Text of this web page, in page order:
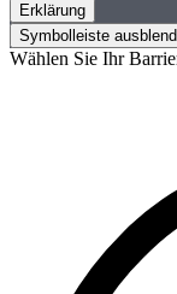
Erklärung
Symbolleiste
Wählen Sie Ihr